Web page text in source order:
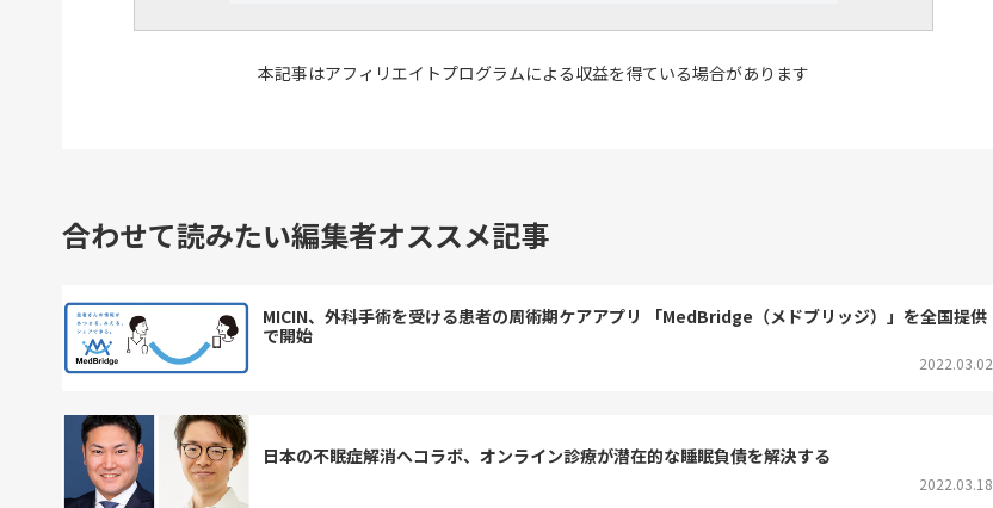
本記事はアフィリエイトプログラムによる収益を得ている場合があります
合わせて読みたい編集者オススメ記事
MICIN、外科手術を受ける患者の周術期ケアアプリ 「MedBridge（メドブリッジ）」を全国提供
で開始
2022.03.02
日本の不眠症解消へコラボ、オンライン診療が潜在的な睡眠負債を解決する
2022.03.18